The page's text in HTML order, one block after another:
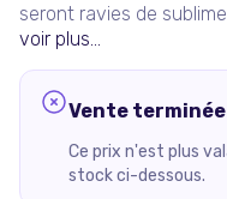
seront ravies de
voir plus...
Vente terminée
Ce prix n'est plus
stock ci-dessous.